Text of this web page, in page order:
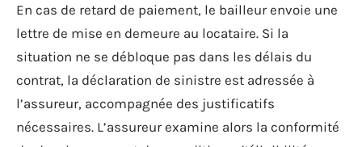
En cas de retard de paiement, le bailleur envoie une
lettre de mise en demeure au locataire. Si la
situation ne se débloque pas dans les délais du
contrat, la déclaration de sinistre est adressée à
l’assureur, accompagnée des justificatifs
nécessaires. L’assureur examine alors la conformité